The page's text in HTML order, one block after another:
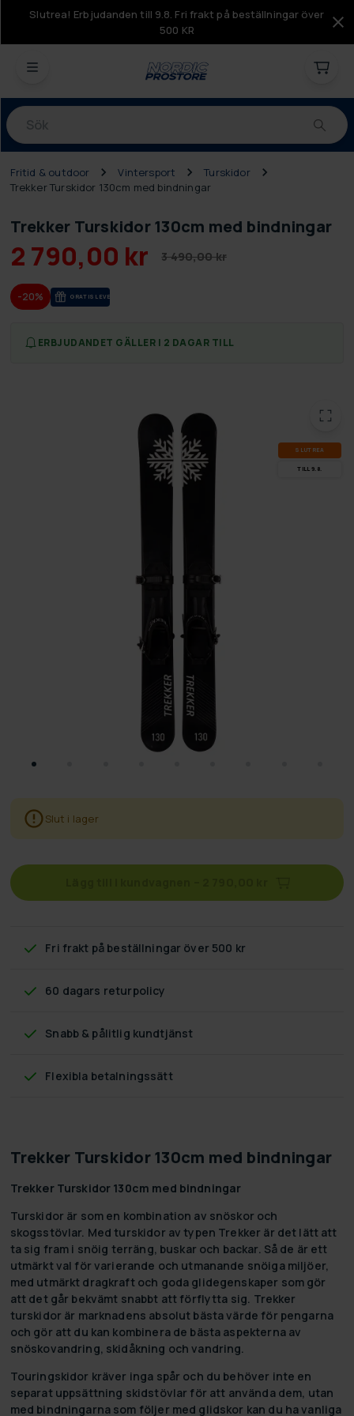
Slutrea! Erbjudanden till 9.8. Fri frakt på beställningar över
500 KR
Produkter
Fritid & outdoor Vintersport
Turskidor
Trekker Turskidor 130cm med bindningar
Trekker Turskidor 130cm med bindningar
2 790,00 kr 3 490,00 kr
-20% GRA­TIS LE­VE­RANS
ERBJUDANDET GÄLLER I 2 DAGAR TILL
SLUT­REA
TILL 9.8.
Slut i lager
Fri frakt på beställningar över 500 kr
60 dagars returpolicy
Snabb & pålitlig kundtjänst
Flexibla betalningssätt
Trekker Turskidor 130cm med bindningar
Trekker Turskidor 130cm med bindningar
Turskidor är som en kombination av snöskor och
skogsstövlar. Med turskidor av typen Trekker är det lätt att
ta sig fram i snöig terräng, buskar och backar. Så de är ett
utmärkt val för varierande och utmanande snöiga miljöer,
med utmärkt dragkraft och goda glidegenskaper som gör
att det går bekvämt snabbt att förflytta sig. Trekker
turskidor är marknadens absolut bästa värde för pengarna
och gör att du kan kombinera de bästa aspekterna av
snöskovandring, skidåkning och vandring.
Touringskidor kräver inga spår och du behöver inte en
separat uppsättning skidstövlar för att använda dem, utan
med bindningarna som följer med glidskor kan du ha vanliga